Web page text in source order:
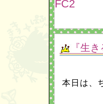
『生
本日は、